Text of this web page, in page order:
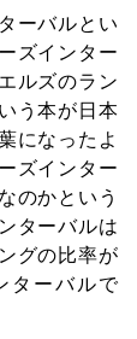
ーバルとい
ズインター
ルズのラン
う本が日本
になったよ
ズインター
のかという
ターバルは
グの比率が
ターバルで